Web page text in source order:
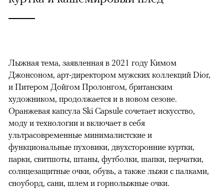
Лыжная тема, заявленная в 2021 году Кимом
Джонсоном, арт-директором мужских коллекций Dior,
и Питером Дойгом Пролонгом, британским
художником, продолжается и в новом сезоне.
Оранжевая капсула Ski Capsule сочетает искусство,
моду и технологии и включает в себя
ультрасовременные минималистские и
функциональные пуховики, двухсторонние куртки,
парки, свитшоты, штаны, футболки, шапки, перчатки,
солнцезащитные очки, обувь, а также лыжи с палками,
сноуборд, сани, шлем и горнолыжные очки.